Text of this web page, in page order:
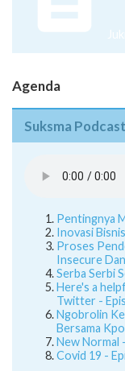
Agenda
Suksma Podcast
Pentingnya
Inovasi
Proses
Insecure
Serba Serbi
Here's a
Twitter -
Ngobrolin
Bersama
New Normal
Covid 19 -